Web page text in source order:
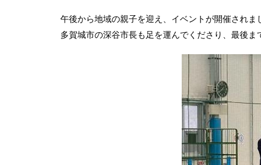
午後から地域の親子を迎え、イベントが開催されま
多賀城市の深谷市長も足を運んでくださり、最後ま